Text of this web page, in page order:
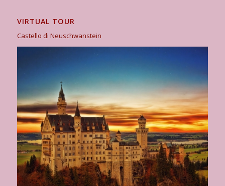
VIRTUAL TOUR
Castello di Neuschwanstein